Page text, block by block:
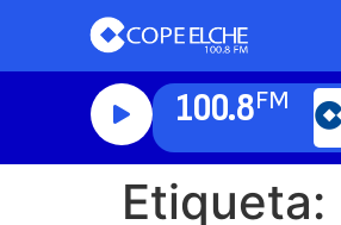
100.8FM
Etiqueta: